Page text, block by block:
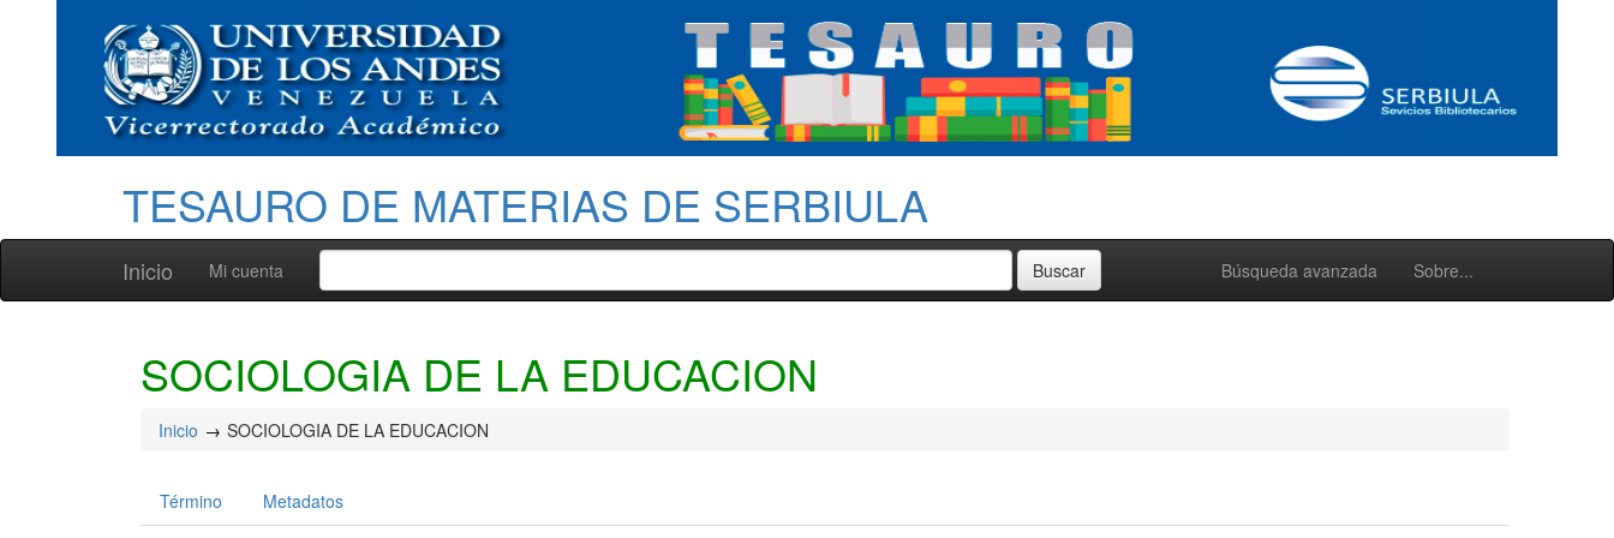
TESAURO DE MATERIAS DE SERBIULA
Inicio Búsqueda avanzada Sobre...
Mi cuenta
SOCIOLOGIA DE LA EDUCACION
Inicio SOCIOLOGIA DE LA EDUCACION
Término Metadatos